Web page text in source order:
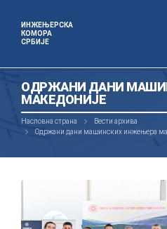
ИНЖЕЊЕРСКА
КОМОРА
СРБИЈЕ
ОДРЖАНИ ДАНИ
МАКЕДОНИЈЕ
Насловна страна
Вести архива
Одржани дани машинских инжењера